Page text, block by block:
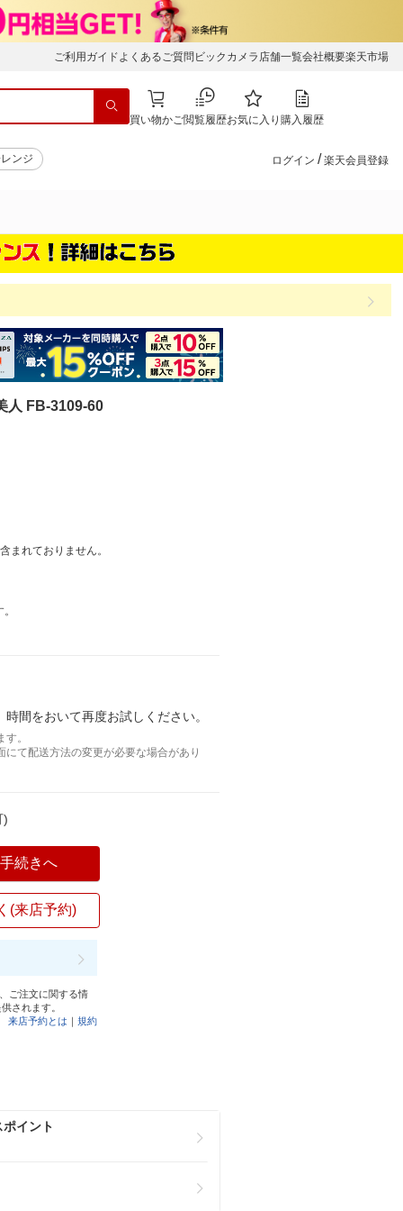
ご利用ガイド よくあるご質問 ビックカメラ店舗一覧会社概要楽天市場
買い物かご閲覧履歴お気に入り 購入履歴
ンジ ログイン / 楽天会員登録
人 FB-3109-60
まれておりません。
間をおいて再度お試しください。
。
て配送方法の変更が必要な場合があり
)
続きへ
(来店予約)
ご注文に関する情
されます。
来店予約とは ｜規約
イント